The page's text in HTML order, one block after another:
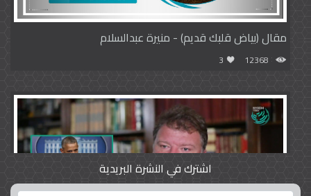
مقال (بياض قلبك قديم) - منيرة عبدالسلام
12368
3
اشترك في النشرة البريدية